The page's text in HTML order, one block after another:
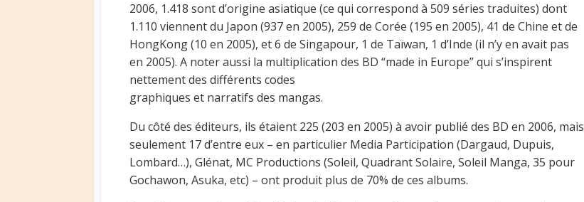
2006, 1.418 sont d’origine asiatique (ce qui correspond à 509 séries traduites) dont
1.110 viennent du Japon (937 en 2005), 259 de Corée (195 en 2005), 41 de Chine et de
HongKong (10 en 2005), et 6 de Singapour, 1 de Taïwan, 1 d’Inde (il n’y en avait pas
en 2005). A noter aussi la multiplication des BD “made in Europe” qui s’inspirent
nettement des différents codes
graphiques et narratifs des mangas.
Du côté des éditeurs, ils étaient 225 (203 en 2005) à avoir publié des BD en 2006, mais
seulement 17 d’entre eux – en particulier Media Participation (Dargaud, Dupuis,
Lombard…), Glénat, MC Productions (Soleil, Quadrant Solaire, Soleil Manga, 35 pour
Gochawon, Asuka, etc) – ont produit plus de 70% de ces albums.